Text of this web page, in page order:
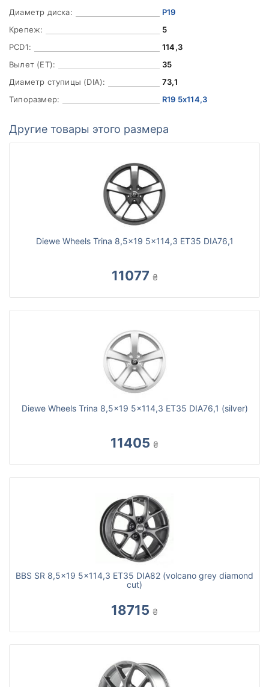
Диаметр диска:
Р19
Крепеж:
5
PCD1:
114,3
Вылет (ET):
35
Диаметр ступицы (DIA):
73,1
Типоразмер:
R19 5x114,3
Другие товары этого размера
Diewe Wheels Trina 8,5x19 5x114,3 ET35 DIA76,1
11077 ₴
Diewe Wheels Trina 8,5x19 5x114,3 ET35 DIA76,1 (silver)
11405 ₴
BBS SR 8,5x19 5x114,3 ET35 DIA82 (volcano grey diamond
cut)
18715 ₴